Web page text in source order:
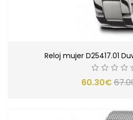
Reloj mujer D25417.01
60.30€